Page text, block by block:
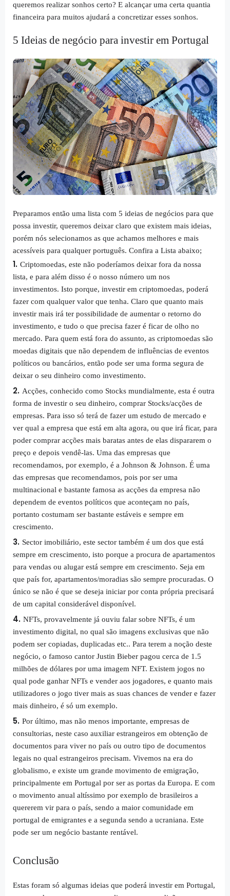
queremos realizar sonhos certo? E alcançar uma certa quantia
financeira para muitos ajudará a concretizar esses sonhos.
5 Ideias de negócio para investir em Portugal
Preparamos então uma lista com 5 ideias de negócios para que
possa investir, queremos deixar claro que existem mais ideias,
porém nós selecionamos as que achamos melhores e mais
acessíveis para qualquer português. Confira a Lista abaixo;
Criptomoedas, este não poderíamos deixar fora da nossa
lista, e para além disso é o nosso número um nos
investimentos. Isto porque, investir em criptomoedas, poderá
fazer com qualquer valor que tenha. Claro que quanto mais
investir mais irá ter possibilidade de aumentar o retorno do
investimento, e tudo o que precisa fazer é ficar de olho no
mercado. Para quem está fora do assunto, as criptomoedas são
moedas digitais que não dependem de influências de eventos
políticos ou bancários, então pode ser uma forma segura de
deixar o seu dinheiro como investimento.
Acções, conhecido como Stocks mundialmente, esta é outra
forma de investir o seu dinheiro, comprar Stocks/acções de
empresas. Para isso só terá de fazer um estudo de mercado e
ver qual a empresa que está em alta agora, ou que irá ficar, para
poder comprar acções mais baratas antes de elas dispararem o
preço e depois vendê-las. Uma das empresas que
recomendamos, por exemplo, é a Johnson & Johnson. É uma
das empresas que recomendamos, pois por ser uma
multinacional e bastante famosa as acções da empresa não
dependem de eventos políticos que aconteçam no país,
portanto costumam ser bastante estáveis e sempre em
crescimento.
Sector imobiliário, este sector também é um dos que está
sempre em crescimento, isto porque a procura de apartamentos
para vendas ou alugar está sempre em crescimento. Seja em
que país for, apartamentos/moradias são sempre procuradas. O
único se não é que se deseja iniciar por conta própria precisará
de um capital considerável disponível.
NFTs, provavelmente já ouviu falar sobre NFTs, é um
investimento digital, no qual são imagens exclusivas que não
podem ser copiadas, duplicadas etc.. Para terem a noção deste
negócio, o famoso cantor Justin Bieber pagou cerca de 1.5
milhões de dólares por uma imagem NFT. Existem jogos no
qual pode ganhar NFTs e vender aos jogadores, e quanto mais
utilizadores o jogo tiver mais as suas chances de vender e fazer
mais dinheiro, é só um exemplo.
Por último, mas não menos importante, empresas de
consultorias, neste caso auxiliar estrangeiros em obtenção de
documentos para viver no país ou outro tipo de documentos
legais no qual estrangeiros precisam. Vivemos na era do
globalismo, e existe um grande movimento de emigração,
principalmente em Portugal por ser as portas da Europa. E com
o movimento anual altíssimo por exemplo de brasileiros a
quererem vir para o país, sendo a maior comunidade em
portugal de emigrantes e a segunda sendo a ucraniana. Este
pode ser um negócio bastante rentável.
Conclusão
Estas foram só algumas ideias que poderá investir em Portugal,